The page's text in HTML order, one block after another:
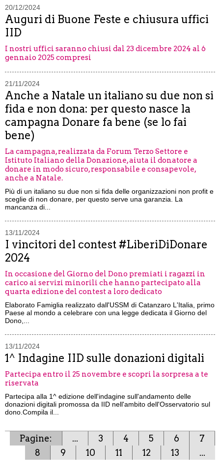
20/12/2024
Auguri di Buone Feste e chiusura uffici
IID
I nostri uffici saranno chiusi dal 23 dicembre 2024 al 6
gennaio 2025 compresi
21/11/2024
Anche a Natale un italiano su due non si
fida e non dona: per questo nasce la
campagna Donare fa bene (se lo fai
bene)
La campagna, realizzata da Forum Terzo Settore e
Istituto Italiano della Donazione, aiuta il donatore a
donare in modo sicuro, responsabile e consapevole,
anche a Natale.
Più di un italiano su due non si fida delle organizzazioni non profit e
sceglie di non donare, per questo serve una garanzia. La
mancanza di...
13/11/2024
I vincitori del contest #LiberiDiDonare
2024
In occasione del Giorno del Dono premiati i ragazzi in
carico ai servizi minorili che hanno partecipato alla
quarta edizione del contest a loro dedicato
Elaborato Famiglia realizzato dall'USSM di Catanzaro L'Italia, primo
Paese al mondo a celebrare con una legge dedicata il Giorno del
Dono,...
13/11/2024
1^ Indagine IID sulle donazioni digitali
Partecipa entro il 25 novembre e scopri la sorpresa a te
riservata
Partecipa alla 1^ edizione dell'indagine sull'andamento delle
donazioni digitali promossa da IID nell'ambito dell'Osservatorio sul
dono.Compila il...
Pagine: ... 3 4 5 6
7
8
9 10 11 12 13 ...